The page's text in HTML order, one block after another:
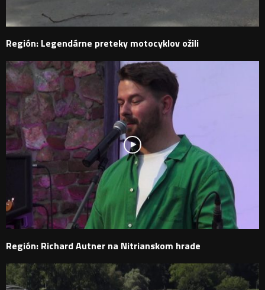
Región: Legendárne preteky motocyklov ožili
Región: Richard Autner na Nitrianskom hrade